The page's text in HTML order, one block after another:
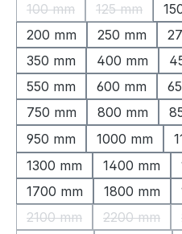
100 mm
(Diese Option ist zurzeit
125 mm
(Diese
200 mm
250 mm
350 mm
400 mm
550 mm
600 mm
750 mm
800 mm
950 mm
1000 mm
1300 mm
1400 mm
1700 mm
1800 mm
2100 mm
(Diese Option ist
2200 mm
(Diese